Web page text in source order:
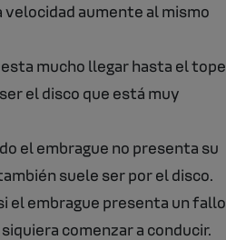
velocidad aumente al mismo
mucho llegar hasta el tope
el disco que está muy
el embrague no presenta su
suele ser por el disco.
el embrague presenta un fallo
comenzar a conducir.